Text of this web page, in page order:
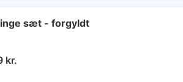
sæt - forgyldt
kr.